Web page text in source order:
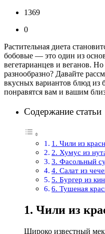
1369
0
Растительная диета
бобовые — это один из
вегетарианцев и веганов.
разнообразно? Давайте
вкусных вариантов блюд из
понравятся вам и вашим
Содержание статьи
1. Чили из
2. Хумус из
3. Фасольный
4. Салат из
5. Бургер из
6. Тушеная
1. Чили из
Широко известный